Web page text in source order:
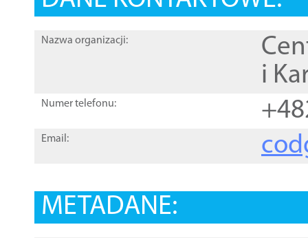
Nazwa organizacji:
i
Numer telefonu:
Email:
METADANE: